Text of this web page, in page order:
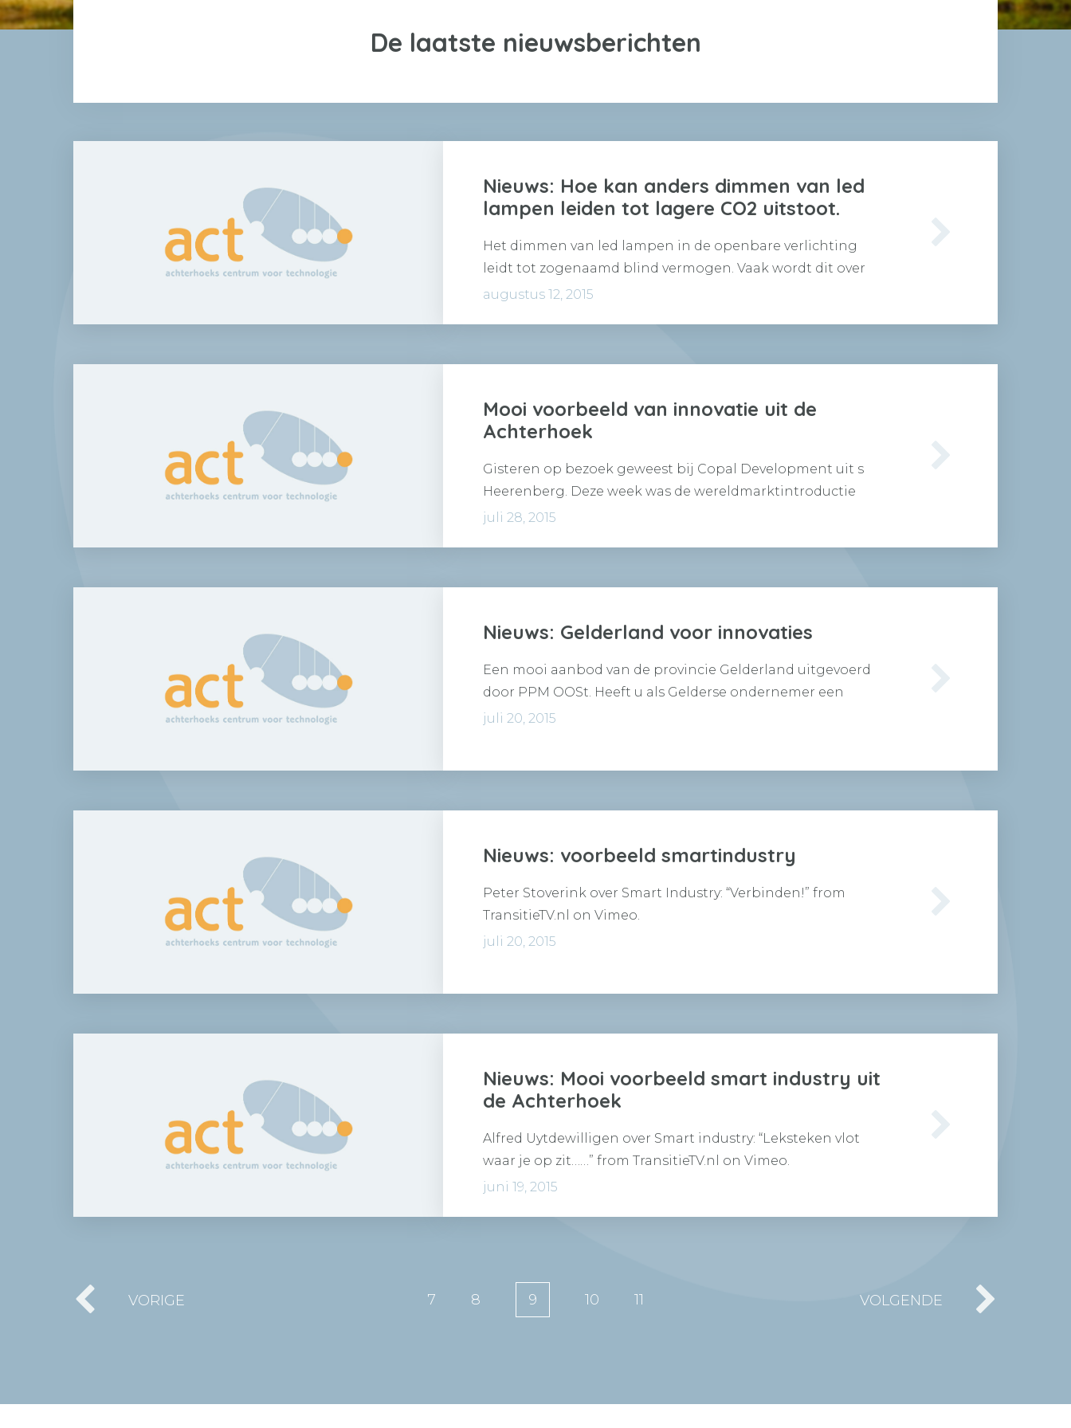
De laatste nieuwsberichten
Nieuws: Hoe kan anders dimmen van led
lampen leiden tot lagere CO2 uitstoot.
Het dimmen van led lampen in de openbare verlichting
leidt tot zogenaamd blind vermogen. Vaak wordt dit over
het hoofd…
augustus 12, 2015
Mooi voorbeeld van innovatie uit de
Achterhoek
Gisteren op bezoek geweest bij Copal Development uit s
Heerenberg. Deze week was de wereldmarktintroductie
van de ‘Bags handling line’,…
juli 28, 2015
Nieuws: Gelderland voor innovaties
Een mooi aanbod van de provincie Gelderland uitgevoerd
door PPM OOSt. Heeft u als Gelderse ondernemer een
innovatie met een grote…
juli 20, 2015
Nieuws: voorbeeld smartindustry
Peter Stoverink over Smart Industry: “Verbinden!” from
TransitieTV.nl on Vimeo.
juli 20, 2015
Nieuws: Mooi voorbeeld smart industry uit
de Achterhoek
Alfred Uytdewilligen over Smart industry: “Leksteken vlot
waar je op zit……” from TransitieTV.nl on Vimeo.
juni 19, 2015
VORIGE 7 8 9 10 11 VOLGENDE